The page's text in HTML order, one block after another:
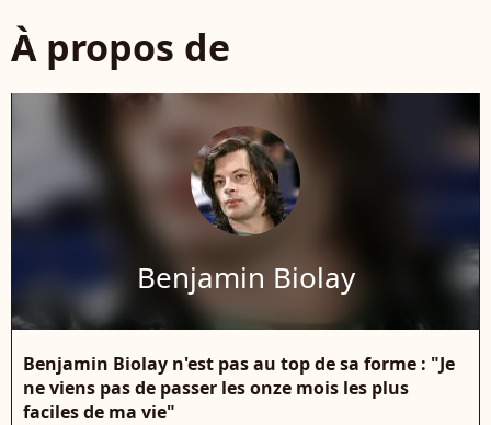
À propos de
Benjamin Biolay
Benjamin Biolay n'est pas au top de sa forme : "Je
ne viens pas de passer les onze mois les plus
faciles de ma vie"